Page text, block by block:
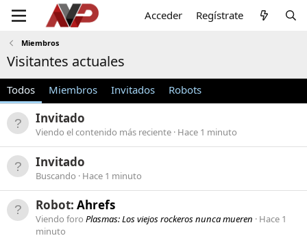
Acceder Regístrate
Miembros
Visitantes actuales
Todos Miembros Invitados Robots
Invitado
Viendo el contenido más reciente Hace 1 minuto
Invitado
Buscando Hace 1 minuto
Robot: Ahrefs
Viendo foro Plasmas: Los viejos rockeros nunca mueren
Hace 1
minuto